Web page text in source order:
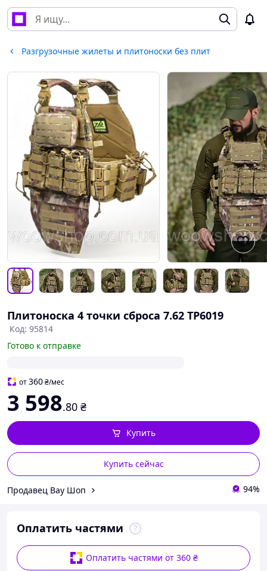
Разгрузочные жилеты и плитоноски без плит
Плитоноска 4 точки сброса 7.62 ТР6019
Код: 95814
Готово к отправке
от360₴/мес
3 598.80 ₴
Купить сейчас
Купить
Продавец Вау Шоп 94%
Оплатить частями
Оплатить частями от 360 ₴